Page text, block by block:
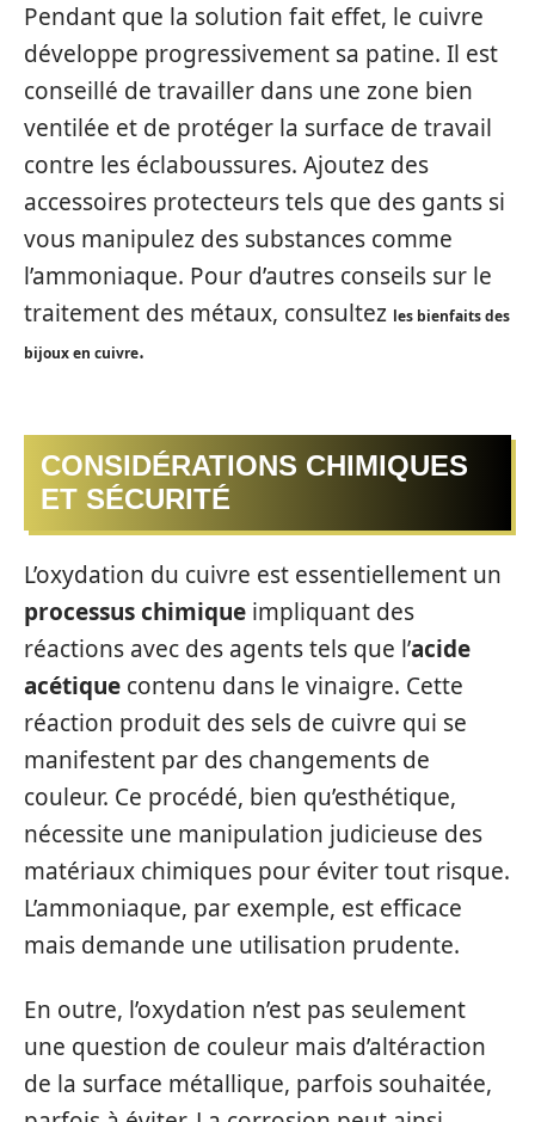
Pendant que la solution fait effet, le cuivre
développe progressivement sa patine. Il est
conseillé de travailler dans une zone bien
ventilée et de protéger la surface de travail
contre les éclaboussures. Ajoutez des
accessoires protecteurs tels que des gants si
vous manipulez des substances comme
l’ammoniaque. Pour d’autres conseils sur le
traitement des métaux, consultez les bienfaits des
bijoux en cuivre.
CONSIDÉRATIONS CHIMIQUES
ET SÉCURITÉ
L’oxydation du cuivre est essentiellement un
processus chimique impliquant des
réactions avec des agents tels que l’acide
acétique contenu dans le vinaigre. Cette
réaction produit des sels de cuivre qui se
manifestent par des changements de
couleur. Ce procédé, bien qu’esthétique,
nécessite une manipulation judicieuse des
matériaux chimiques pour éviter tout risque.
L’ammoniaque, par exemple, est efficace
mais demande une utilisation prudente.
En outre, l’oxydation n’est pas seulement
une question de couleur mais d’altéraction
de la surface métallique, parfois souhaitée,